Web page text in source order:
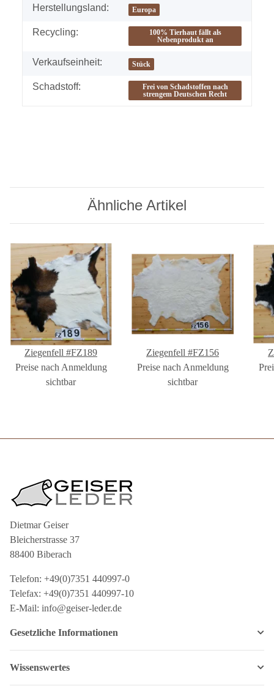
Herstellungsland: Europa
Recycling:
100% Tierhaut fällt als
Nebenprodukt an
Verkaufseinheit: Stück
Schadstoff:
Frei von Schadstoffen nach
strengem Deutschen Recht
Ähnliche Artikel
Ziegenfell #FZ189
Preise nach Anmeldung
sichtbar
Ziegenfell #FZ156
Preise nach Anmeldung
sichtbar
Dietmar Geiser
Bleicherstrasse 37
88400 Biberach
Telefon: +49(0)7351 440997-0
Telefax: +49(0)7351 440997-10
E-Mail: info@geiser-leder.de
Gesetzliche Informationen
Wissenswertes